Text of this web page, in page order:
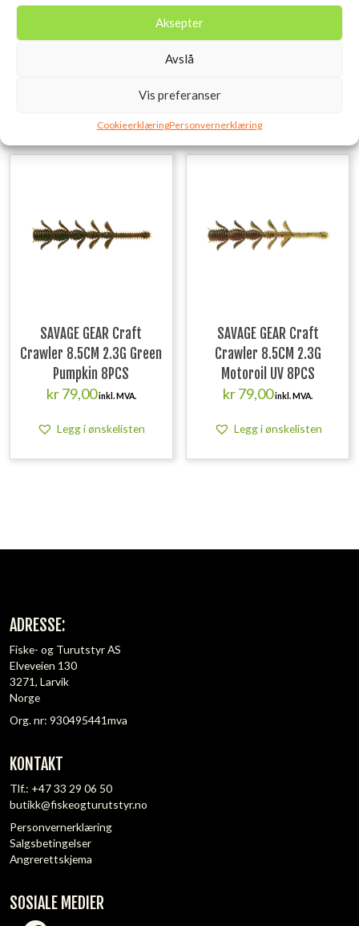
Aksepter
Avslå
Vis preferanser
CookieerklæringPersonvernerklæring
Shad 6.8cm 3g Firetiger
Smoke Combi Kit 3PCS
SAVAGE GEAR Craft
Crawler 8.5CM 2.3G Green
Pumpkin 8PCS
kr79,00inkl. MVA.
Legg i ønskelisten
SAVAGE GEAR Craft
Crawler 8.5CM 2.3G
Motoroil UV 8PCS
kr79,00inkl. MVA.
Legg i ønskelisten
ADRESSE:
Fiske- og Turutstyr AS
Elveveien 130
3271, Larvik
Norge
Org. nr: 930495441mva
KONTAKT
Tlf.: +47 33 29 06 50
butikk@fiskeogturutstyr.no
Personvernerklæring
Salgsbetingelser
Angrerettskjema
SOSIALE MEDIER